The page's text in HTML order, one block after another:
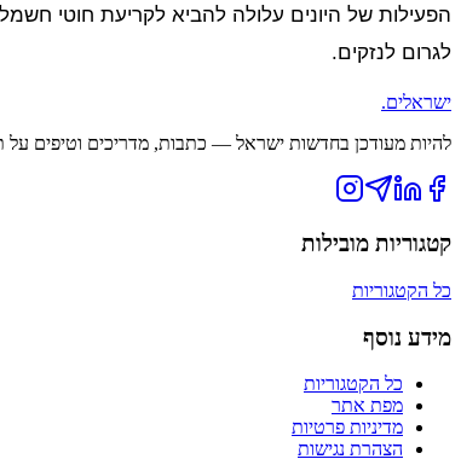
הפעילות של היונים עלולה להביא לקריעת חוטי
לגרום לנזקים.
ישראלים.
להיות מעודכן בחדשות ישראל — כתבות, מדריכים וטיפים על
קטגוריות מובילות
כל הקטגוריות
מידע נוסף
כל הקטגוריות
מפת אתר
מדיניות פרטיות
הצהרת נגישות